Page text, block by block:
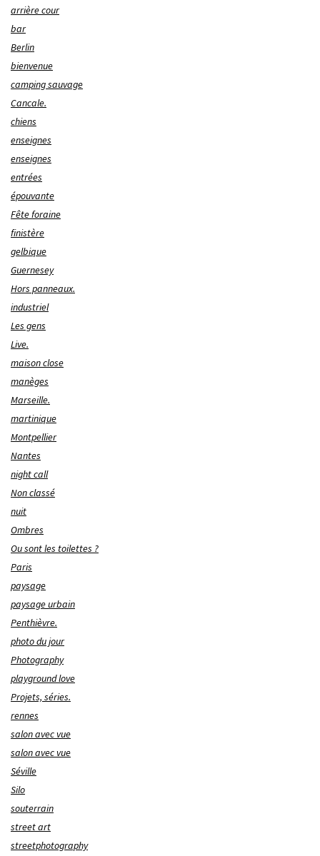
arrière cour
bar
Berlin
bienvenue
camping sauvage
Cancale.
chiens
enseignes
enseignes
entrées
épouvante
Fête foraine
finistère
gelbique
Guernesey
Hors panneaux.
industriel
Les gens
Live.
maison close
manèges
Marseille.
martinique
Montpellier
Nantes
night call
Non classé
nuit
Ombres
Ou sont les toilettes ?
Paris
paysage
paysage urbain
Penthièvre.
photo du jour
Photography
playground love
Projets, séries.
rennes
salon avec vue
salon avec vue
Séville
Silo
souterrain
street art
streetphotography